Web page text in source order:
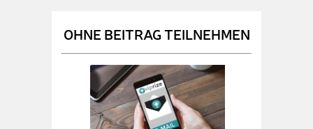
OHNE BEITRAG TEILNEHMEN